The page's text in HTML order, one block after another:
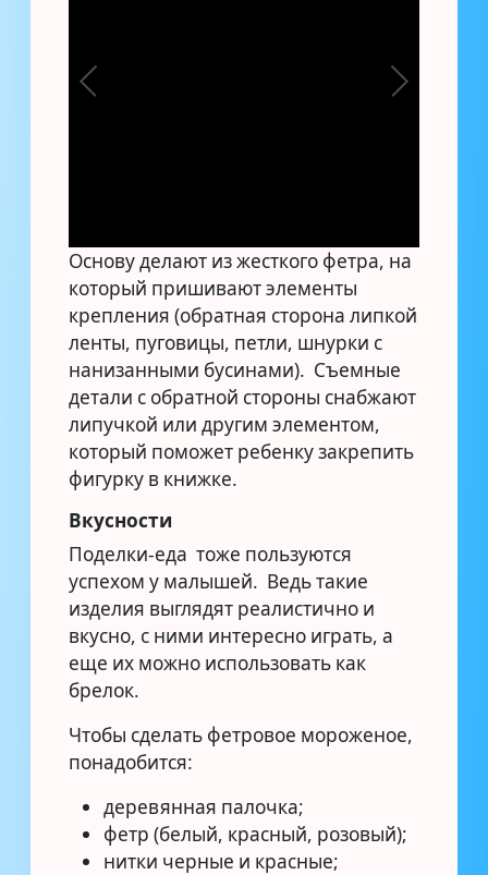
Основу делают из жесткого фетра, на
который пришивают элементы
крепления (обратная сторона липкой
ленты, пуговицы, петли, шнурки с
нанизанными бусинами). Съемные
детали с обратной стороны снабжают
липучкой или другим элементом,
который поможет ребенку закрепить
фигурку в книжке.
Вкусности
Поделки-еда тоже пользуются
успехом у малышей. Ведь такие
изделия выглядят реалистично и
вкусно, с ними интересно играть, а
еще их можно использовать как
брелок.
Чтобы сделать фетровое мороженое,
понадобится:
деревянная палочка;
фетр (белый, красный, розовый);
нитки черные и красные;